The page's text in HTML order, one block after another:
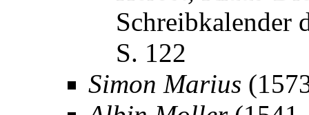
Schreibkalender
S. 122
Simon Marius